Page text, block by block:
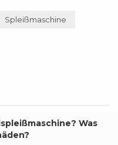
zu bedienen,
Spleißmaschine
Was